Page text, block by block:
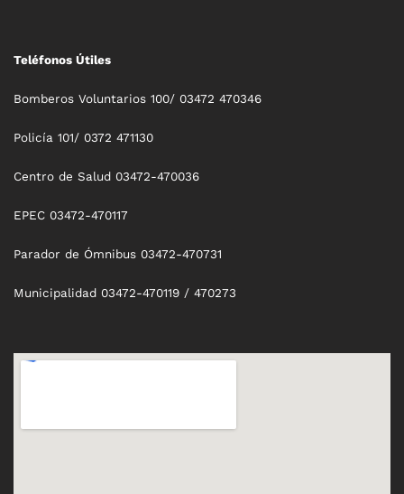
Teléfonos Útiles
Bomberos Voluntarios 100/ 03472 470346
Policía 101/ 0372 471130
Centro de Salud 03472-470036
EPEC 03472-470117
Parador de Ómnibus 03472-470731
Municipalidad 03472-470119 / 470273